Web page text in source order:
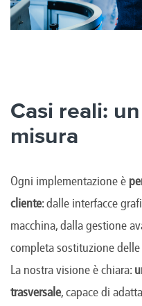
Casi reali:
misura
Ogni implementazione è
cliente: dalle interfacce
macchina, dalla gestione
completa sostituzione
La nostra visione è chiara:
trasversale, capace di